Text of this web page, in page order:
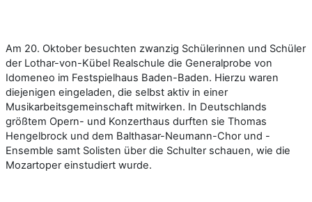
Am 20. Oktober besuchten zwanzig Schülerinnen und Schüler
der Lothar-von-Kübel Realschule die Generalprobe von
Idomeneo im Festspielhaus Baden-Baden. Hierzu waren
diejenigen eingeladen, die selbst aktiv in einer
Musikarbeitsgemeinschaft mitwirken. In Deutschlands
größtem Opern- und Konzerthaus durften sie Thomas
Hengelbrock und dem Balthasar-Neumann-Chor und -
Ensemble samt Solisten über die Schulter schauen, wie die
Mozartoper einstudiert wurde.